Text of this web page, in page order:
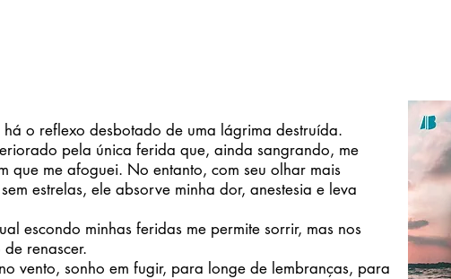
há o reflexo desbotado de uma lágrima destruída.
pela única ferida que, ainda sangrando, me
que me afoguei. No entanto, com seu olhar mais
estrelas, ele absorve minha dor, anestesia e leva
minhas feridas me permite sorrir, mas nos
renascer.
sonho em fugir, para longe de lembranças, para